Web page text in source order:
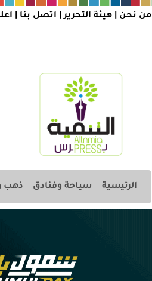
من نحن | هيئة التحرير اتصل بنا
الرئيسية سياحة وفنادق ذهب